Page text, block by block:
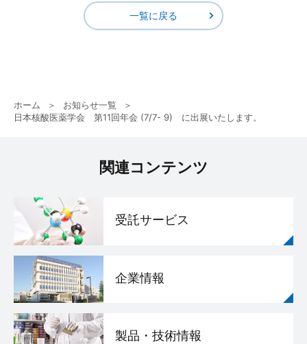
一覧に戻る
ホーム
お知らせ一覧
日本核酸医薬学会 第11回年会 (7/7- 9) に出展いたします。
関連コンテンツ
受託サービス
企業情報
製品・技術情報